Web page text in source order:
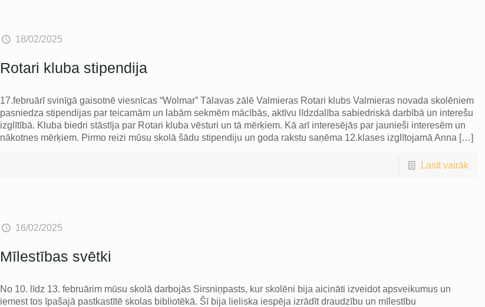
18/02/2025
Rotari kluba stipendija
17.februārī svinīgā gaisotnē viesnīcas “Wolmar” Tālavas zālē Valmieras Rotari klubs Valmieras novada skolēniem
pasniedza stipendijas par teicamām un labām sekmēm mācībās, aktīvu līdzdalība sabiedriskā darbībā un interešu
izglītībā. Kluba biedri stāstīja par Rotari kluba vēsturi un tā mērķiem. Kā arī interesējās par jaunieši interesēm un
nākotnes mērķiem. Pirmo reizi mūsu skolā šādu stipendiju un goda rakstu saņēma 12.klases izglītojamā Anna […]
Lasīt vairāk
16/02/2025
Mīlestības svētki
No 10. līdz 13. februārim mūsu skolā darbojās Sirsniņpasts, kur skolēni bija aicināti izveidot apsveikumus un
iemest tos īpašajā pastkastītē skolas bibliotēkā. Šī bija lieliska iespēja izrādīt draudzību un mīlestību